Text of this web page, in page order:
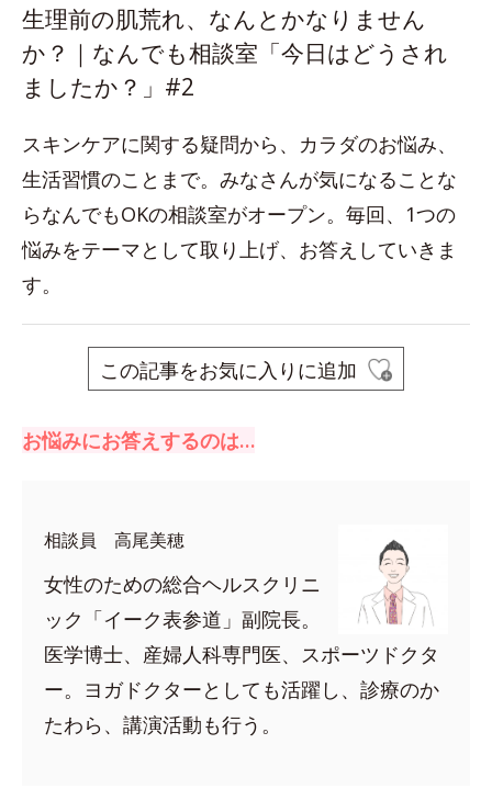
生理前の肌荒れ、なんとかなりません
か？｜なんでも相談室「今日はどうされ
ましたか？」#2
スキンケアに関する疑問から、カラダのお悩み、
生活習慣のことまで。みなさんが気になることな
らなんでもOKの相談室がオープン。毎回、1つの
悩みをテーマとして取り上げ、お答えしていきま
す。
この記事をお気に入りに追加
お悩みにお答えするのは…
相談員 高尾美穂
女性のための総合ヘルスクリニ
ック「イーク表参道」副院長。
医学博士、産婦人科専門医、スポーツドクタ
ー。ヨガドクターとしても活躍し、診療のか
たわら、講演活動も行う。